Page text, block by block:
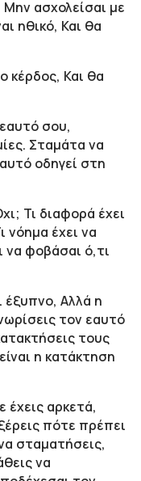
ασχολείσαι με
ηθικό, Και θα
κέρδος, Και θα
σου,
Σταμάτα να
οδηγεί στη
Τι διαφορά έχει
νόημα έχει να
να φοβάσαι ό,τι
έξυπνο, Αλλά η
τον εαυτό
τους
η κατάκτηση
έχεις αρκετά,
πότε πρέπει
σταματήσεις,
να